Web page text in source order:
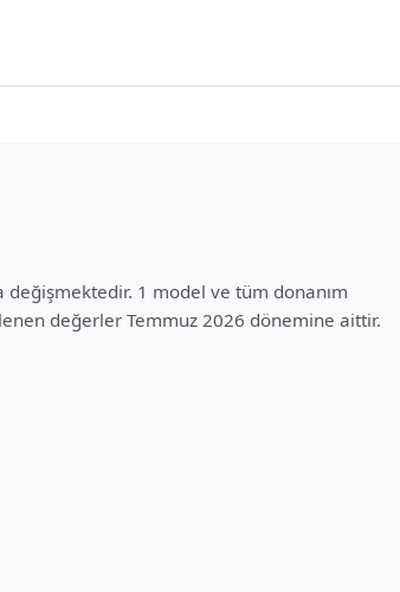
değişmektedir. 1 model ve tüm donanım
değerler Temmuz 2026 dönemine aittir.